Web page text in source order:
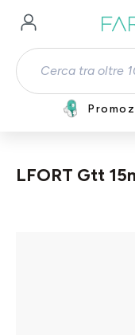
Passa al contenuto
LFORT Gtt